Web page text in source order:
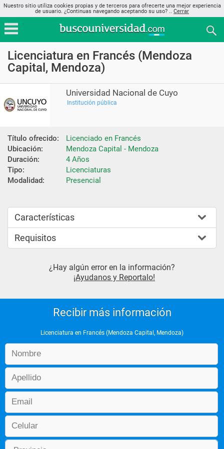
Nuestro sitio utiliza cookies propias y de terceros para ofrecerte una mejor experiencia
de usuario. ¿Continuas navegando aceptando su uso? .. Cerrar
Licenciatura en Francés (Mendoza
Capital, Mendoza)
Universidad Nacional de Cuyo
Institución pública
Título ofrecido:
Licenciado en Francés
Ubicación:
Mendoza Capital - Mendoza
Duración:
4 Años
Tipo:
Licenciaturas
Modalidad:
Presencial
Características
Requisitos
¿Hay algún error en la información?
¡Ayudanos y Reportalo!
Recibir más información
Licenciatura en Francés (Mendoza Capital, Mendoza)